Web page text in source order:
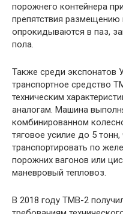
порожнего контейнера
препятствия размещению
опрокидываются в паз,
пола.
Также среди экспонатов
транспортное средство
техническим
аналогам. Машина
комбинированном
тяговое усилие до 5
транспортировать по
порожних вагонов или
маневровый тепловоз.
В 2018 году ТМВ-2